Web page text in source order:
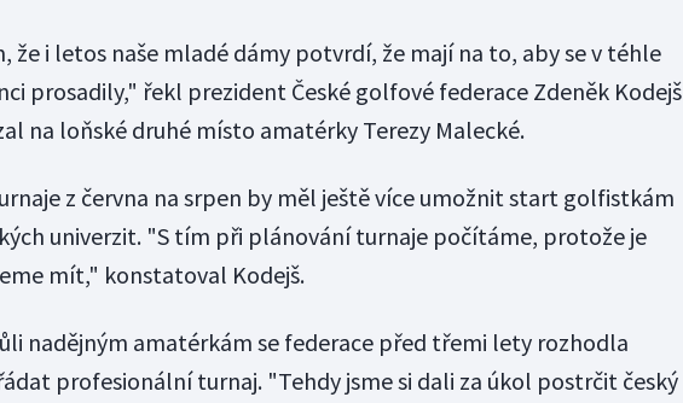
že i letos naše mladé dámy potvrdí, že mají na to, aby se v téhle
prosadily," řekl prezident České golfové federace Zdeněk Kodejš
na loňské druhé místo amatérky Terezy Malecké.
z června na srpen by měl ještě více umožnit start golfistkám
univerzit. "S tím při plánování turnaje počítáme, protože je
mít," konstatoval Kodejš.
nadějným amatérkám se federace před třemi lety rozhodla
profesionální turnaj. "Tehdy jsme si dali za úkol postrčit český